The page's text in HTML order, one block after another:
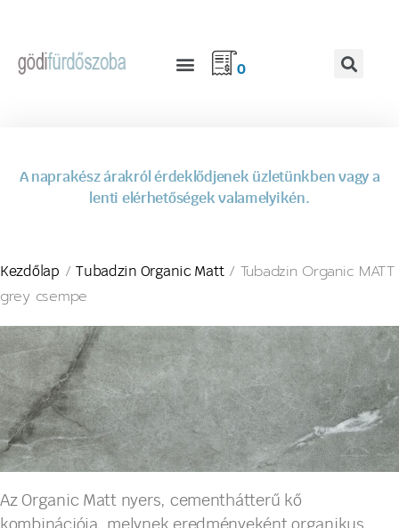
0
A naprakész árakról érdeklődjenek üzletünkben vagy a
lenti elérhetőségek valamelyikén.
Kezdőlap /Tubadzin Organic Matt/ Tubadzin Organic MATT
grey csempe
Az Organic Matt nyers, cementhátterű kő